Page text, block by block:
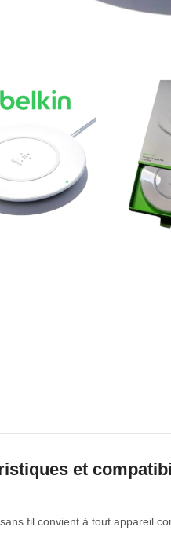
et
fil convient à tout appareil